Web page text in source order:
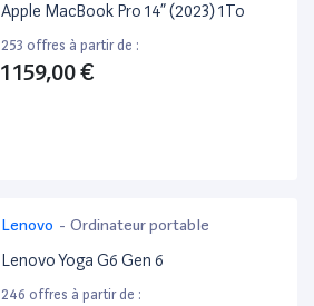
Apple MacBook Pro 14” (2023) 1To
253 offres à partir de :
1 159,00 €
Lenovo - Ordinateur portable
Lenovo Yoga G6 Gen 6
246 offres à partir de :